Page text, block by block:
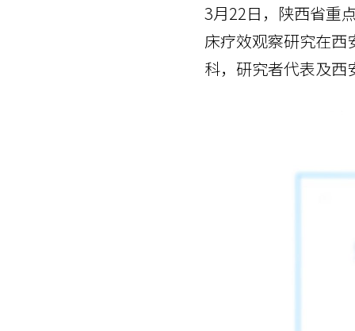
3月22日，陕西省重
床疗效观察研究在
科，研究者代表及西